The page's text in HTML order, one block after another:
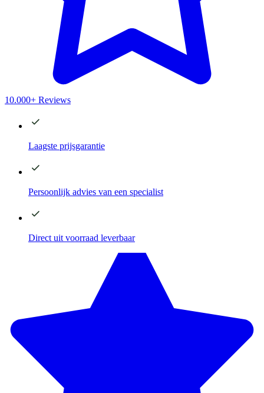
10.000+ Reviews
Laagste prijsgarantie
Persoonlijk advies van een specialist
Direct uit voorraad leverbaar